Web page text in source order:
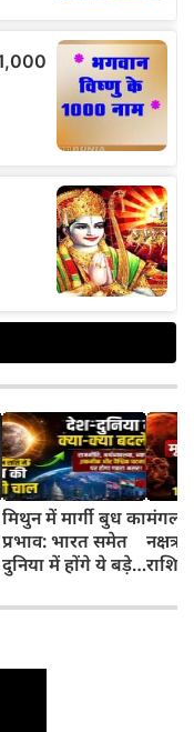
मिथुन में मार्गी बुध का
प्रभाव: भारत समेत
दुनिया में होंगे ये बड़े
मंगल
नक्षत्र
किसे